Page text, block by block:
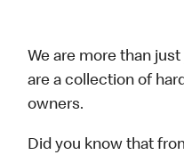
We are more than
are a collection of
owners.
Did you know that